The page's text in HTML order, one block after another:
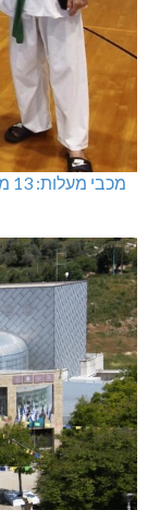
מכבי מעלות: 13 מדליות באליפות ישראל